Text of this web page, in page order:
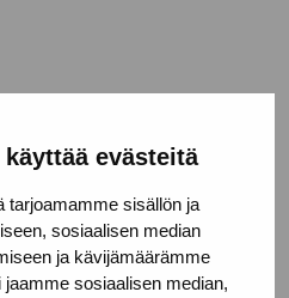
evästeitä
tarjoamamme sisällön ja
sosiaalisen median
ja kävijämäärämme
sosiaalisen median,